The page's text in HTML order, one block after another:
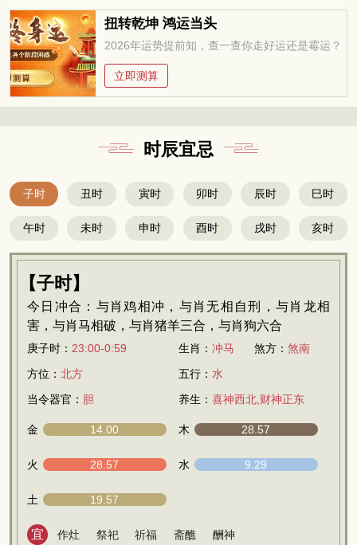
扭转乾坤 鸿运当头
2026年运势提前知，查一查你走好运还是霉运？
立即测算
时辰宜忌
子时 丑时 寅时 卯时 辰时 巳时
午时 未时 申时 酉时 戌时 亥时
【子时】
今日冲合：与肖鸡相冲，与肖无相自刑，与肖龙相
害，与肖马相破，与肖猪羊三合，与肖狗六合
庚子时： 23:00-0:59 生肖： 冲马 煞方： 煞南
方位： 北方 五行： 水
当令器官： 胆 养生： 喜神西北,财神正东
金 14.00 木 28.57
火 28.57 水 9.29
土 19.57
宜 作灶 祭祀 祈福 斋醮 酬神